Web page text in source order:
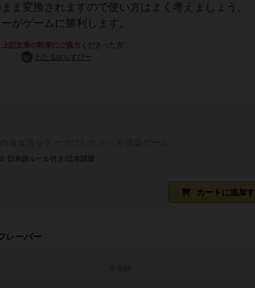
ま変換されますので使い方はよく考えましょう。
がゲームに勝利します。
上記文章の執筆にご協力くださった方
わたるorらすぴー
カートに追加
レーバー